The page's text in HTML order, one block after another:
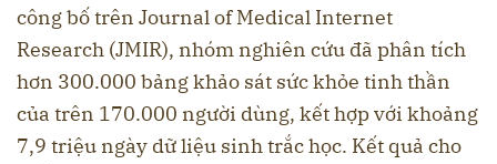
công bố trên Journal of Medical Internet
Research (JMIR), nhóm nghiên cứu đã phân tích
hơn 300.000 bảng khảo sát sức khỏe tinh thần
của trên 170.000 người dùng, kết hợp với khoảng
7,9 triệu ngày dữ liệu sinh trắc học. Kết quả cho